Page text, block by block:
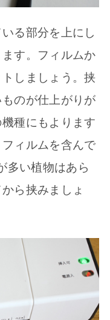
る部分を上にし
す。フィルムか
しましょう。挟
のが仕上がりが
種にもよります
ィルムを含んで
多い植物はあら
ら挟みましょ